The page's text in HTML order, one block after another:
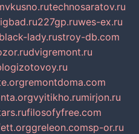
technosaratov.ru
227gp.ruwes-ex.ru
black-lady.rustroy-db.com
dvigremont.ru
remontdoma.com
vyitikho.rumirjon.ru
filosofyfree.com
greleon.comsp-or.ru